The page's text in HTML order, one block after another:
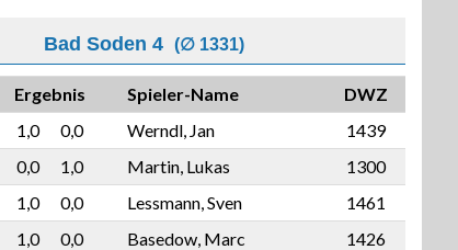
Bad Soden 4 (∅ 1331)
Ergebnis Spieler-Name
DWZ
1,0 0,0 Werndl, Jan
1439
0,0 1,0 Martin, Lukas
1300
1,0 0,0 Lessmann, Sven
1461
1,0 0,0 Basedow, Marc
1426